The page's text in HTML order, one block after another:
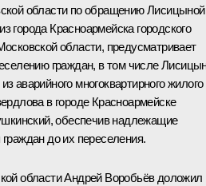
области по обращению Лисицыной
города Красноармейска городского
области, предусматривает
граждан, в том числе
аварийного многоквартирного жилого
в городе Красноармейске
обеспечив надлежащие
до их переселения.
области Андрей Воробьёв доложил